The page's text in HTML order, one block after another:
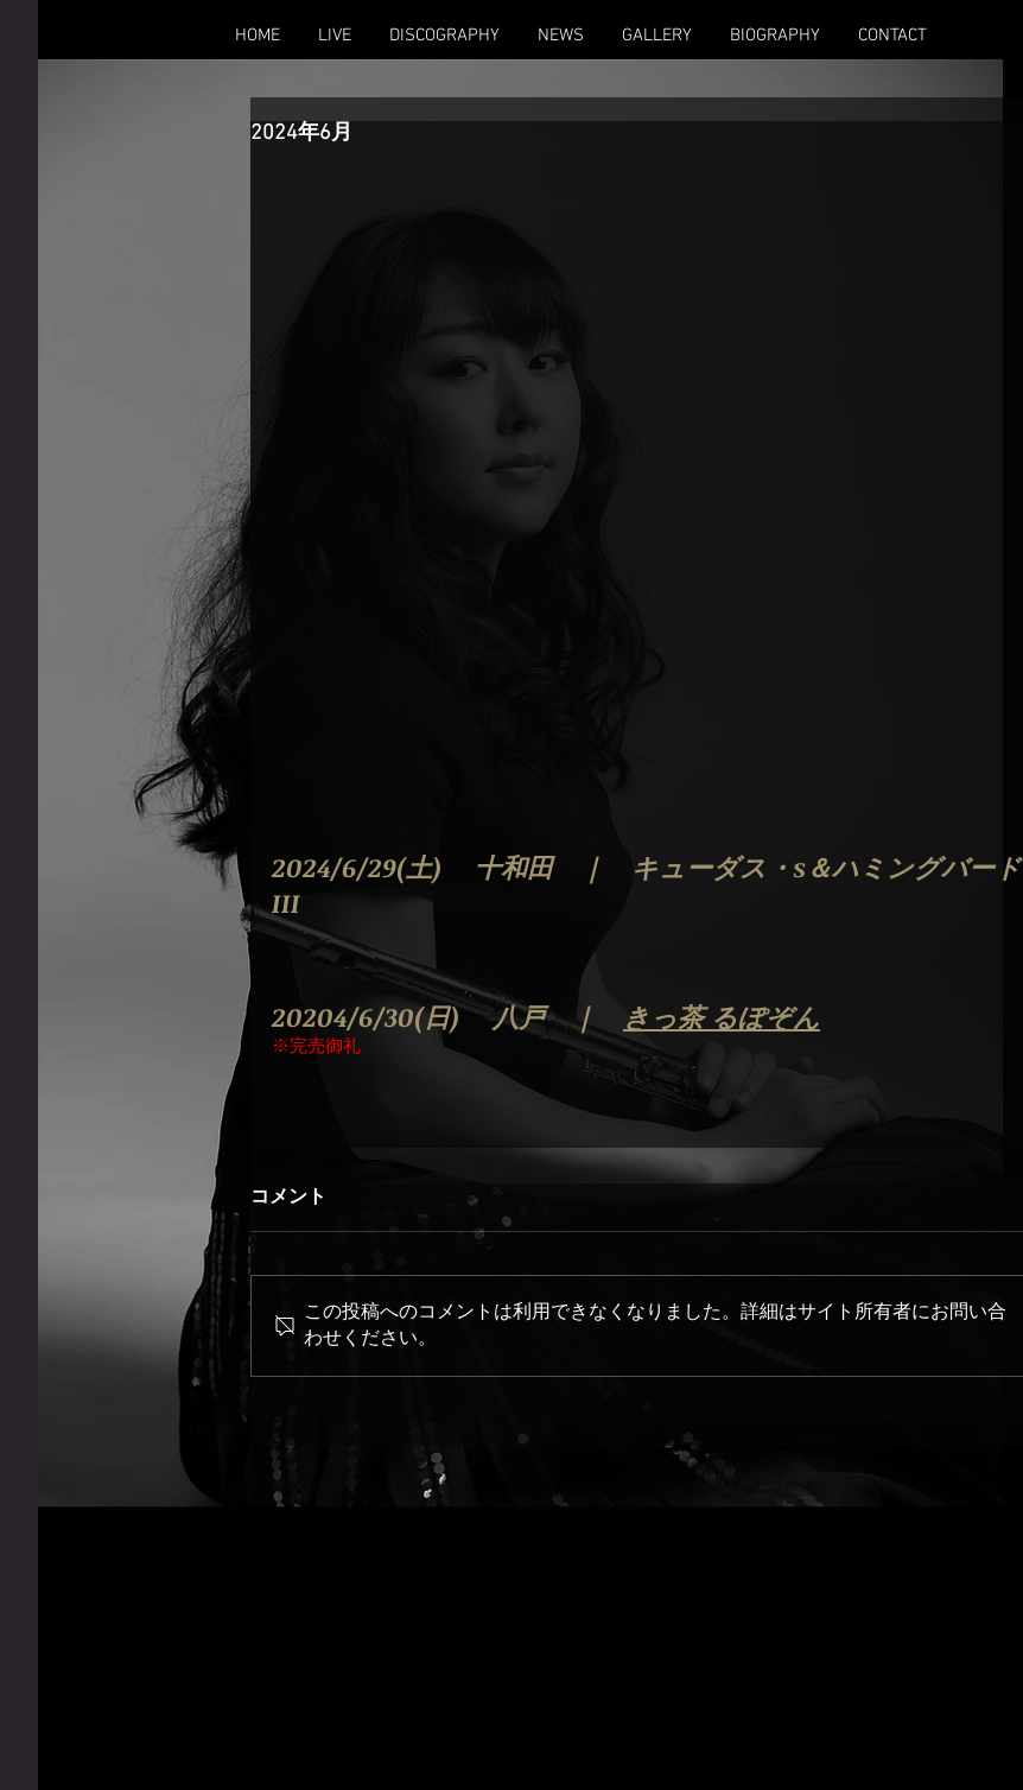
HOME LIVE DISCOGRAPHY NEWS GALLERY BIOGRAPHY CONTACT
2024年6月
2024/6/29(土) 　十和田　｜　キューダス・s＆ハミングバード
III
20204/6/30(日) 　八戸　｜ きっ茶 るぽぞん
※完売御礼
コメント
この投稿へのコメントは利用できなくなりました。詳細はサイト所有者にお問い合
わせください。